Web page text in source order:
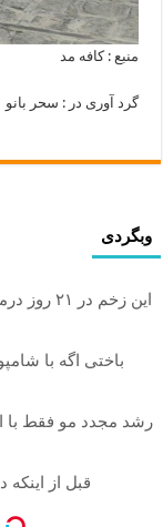
منبع : کافه مد
گرد آوری در : سحر بانو
وبگردی
این زخم
باختی اگه با
رشد مجدد مو فقط با
قبل از اینکه